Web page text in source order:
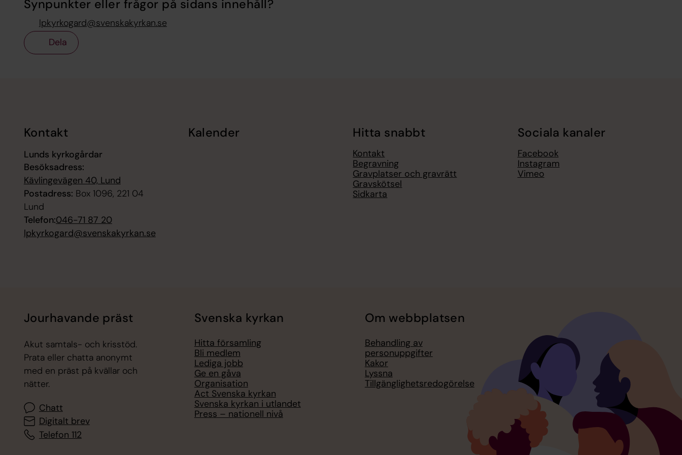
Synpunkter eller frågor på sidans innehåll?
lpkyrkogard@svenskakyrkan.se
Dela
Kontakt
Lunds kyrkogårdar
Besöksadress:
Kävlingevägen 40, Lund
Postadress: Box 1096, 221 04
Lund
Telefon:046-71 87 20
lpkyrkogard@svenskakyrkan.se
Kalender Hitta snabbt
Kontakt
Begravning
Gravplatser och gravrätt
Gravskötsel
Sidkarta
Sociala kanaler
Facebook
Instagram
Vimeo
Jourhavande präst
Akut samtals- och krisstöd.
Prata eller chatta anonymt
med en präst på kvällar och
nätter.
Chatt
Digitalt brev
Telefon 112
Svenska kyrkan
Hitta församling
Bli medlem
Lediga jobb
Ge en gåva
Organisation
Act Svenska kyrkan
Svenska kyrkan i utlandet
Press – nationell nivå
Om webbplatsen
Behandling av
personuppgifter
Kakor
Lyssna
Tillgänglighetsredogörelse